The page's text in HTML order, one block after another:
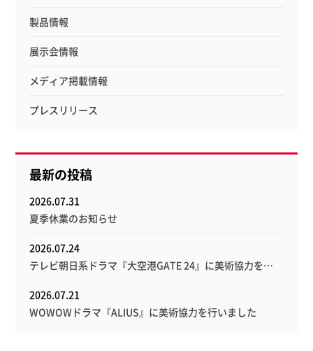
製品情報
展示会情報
メディア掲載情報
プレスリリース
最新の投稿
2026.07.31
夏季休業のお知らせ
2026.07.24
テレビ朝日系ドラマ『大空港GATE 24』に美術協力を…
2026.07.21
WOWOWドラマ『ALIUS』に美術協力を行いました